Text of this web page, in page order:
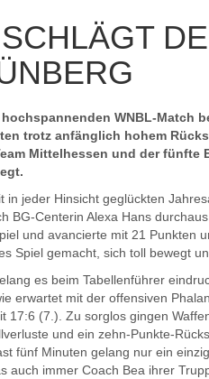
hochspannenden WNBL-Match
trotz anfänglich hohem
Mittelhessen und der fünfte
in jeder Hinsicht geglückten
BG-Centerin Alexa Hans
und avancierte mit 21 Punkten
Spiel gemacht, sich toll bewegt
es beim Tabellenführer
erwartet mit der offensiven
17:6 (7.). Zu sorglos gingen
und ein zehn-Punkte-
fünf Minuten gelang nur ein
auch immer Coach Bea ihrer